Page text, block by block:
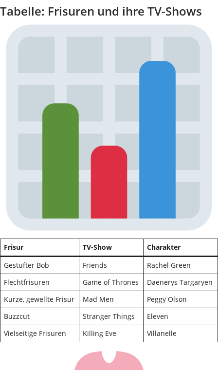
Tabelle: Frisuren und ihre TV-Shows
Frisur TV-Show
Charakter
Gestufter Bob
Friends
Rachel Green
Flechtfrisuren
Game of Thrones
Daenerys Targaryen
Kurze, gewellte Frisur
Mad Men
Peggy Olson
Buzzcut
Stranger Things
Eleven
Vielseitige Frisuren
Killing Eve Villanelle